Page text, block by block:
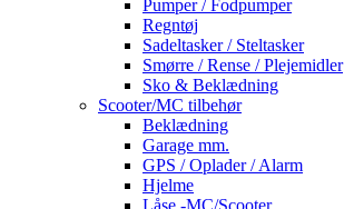
Pumper / Fodpumper
Regntøj
Sadeltasker / Steltasker
Smørre / Rense / Plejemidler
Sko & Beklædning
Scooter/MC tilbehør
Beklædning
Garage mm.
GPS / Oplader / Alarm
Hjelme
Låse -MC/Scooter